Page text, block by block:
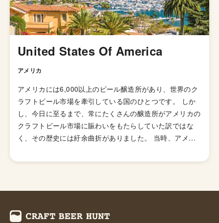
やニュージーランドなどの当時の植民地諸国へと輸出さ
れ、各国へと普及していきましたが、アメリカではさらに
独自の進化を遂げてきました。 ローストしたモルトを使
素を加えて頭部を取り除きドライで爽やかな飲み口を実現
した「ブリュットIPA」、ホップが強烈でアルコール度数
味の少ないホップを使い、ジューシーな柑橘系とフローラ
ルのフレーバーが特徴の「ニューイングランドIPA（ヘイ
ジーIPA・ジューシーIPA）」など様々なIPAのスタイルが
存在します。
United States Of America
アメリカ
アメリカには6,000以上のビール醸造所があり、世界のク
ラフトビール市場を牽引している国のひとつです。 しか
し、今日に至るまで、常にたくさんの醸造所がアメリカの
クラフトビール市場に賑わいをもたらしていた訳ではな
く、その歴史には紆余曲折がありました。 当時、アメリ
箇所もありました。しかし、1920年から1933年にかけ
人消費のためにビールの自家醸造を始めていました。その